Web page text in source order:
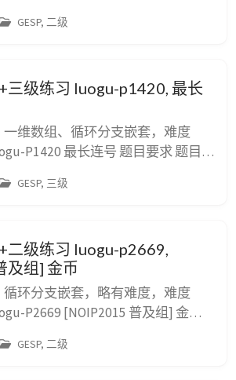
是本身。例如，$153$ 是 $3$ 位
数，其每位...
GESP, 二级
三级练习 luogu-p1420, 最长
一维数组、循环分支嵌套，难度
最长连号 题目要求 题目
长度。 连号指在序列中，从小到
最长连...
GESP, 三级
二级练习 luogu-p2669,
及组] 金币
循环分支嵌套，略有难度，难度
[NOIP2015 普及组] 金币
，骑士收到一枚金币；之后两天
GESP, 二级